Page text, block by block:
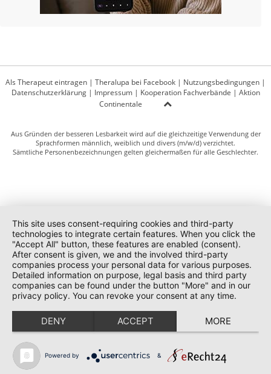
Als Therapeut eintragen | Theralupa bei Facebook | Nutzungsbedingungen |
Datenschutzerklärung| Impressum| Kooperation Fachverbände | Aktion
Continentale
Aus Gründen der besseren Lesbarkeit wird auf die gleichzeitige Verwendung der
Sprachformen männlich, weiblich und divers (m/w/d) verzichtet.
Sämtliche Personenbezeichnungen gelten gleichermaßen für alle Geschlechter.
This site uses consent-requiring cookies and third-party
technologies to integrate certain features. When you click the
"Accept All" button, these features are enabled (consent).
After consent is given, we and the involved third-party
companies process your personal data for various purposes.
Detailed information on purpose, legal basis and third party
companies can be found under the button "More" and in our
privacy policy. You can revoke your consent at any time.
DENY ACCEPT MORE
Powered by &